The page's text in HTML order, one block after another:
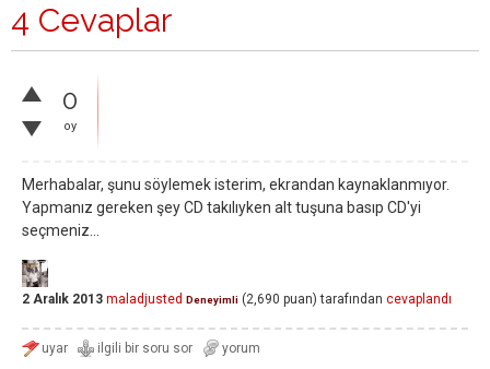
4 Cevaplar
0
oy
Merhabalar, şunu söylemek isterim, ekrandan kaynaklanmıyor.
Yapmanız gereken şey CD takılıyken alt tuşuna basıp CD'yi
seçmeniz...
2 Aralık 2013 maladjusted Deneyimli (2,690 puan) tarafından cevaplandı